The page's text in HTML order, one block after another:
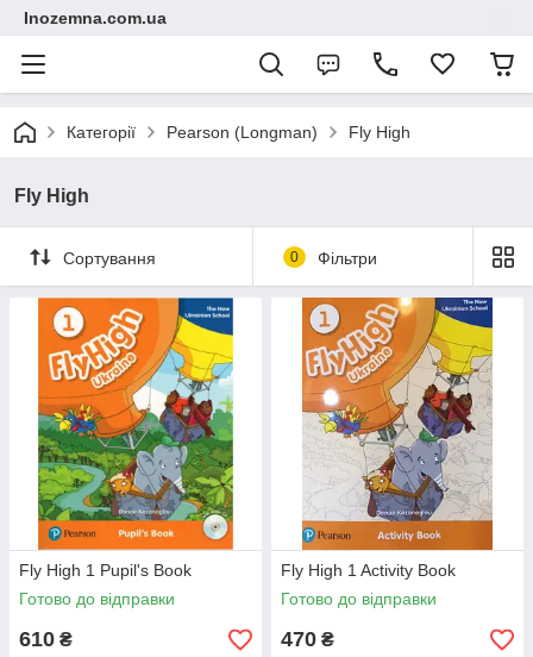
Inozemna.com.ua
Категорії Pearson (Longman) Fly High
Fly High
Сортування 0 Фільтри
Fly High 1 Pupil's Book
Готово до відправки
610 ₴
Fly High 1 Activity Book
Готово до відправки
470 ₴